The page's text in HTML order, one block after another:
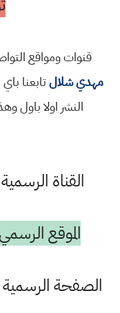
قنوات ومواقع
مهدي شلالتابعنا
النشر اولا باول
القناة
الموقع الرسمي
الصفحة